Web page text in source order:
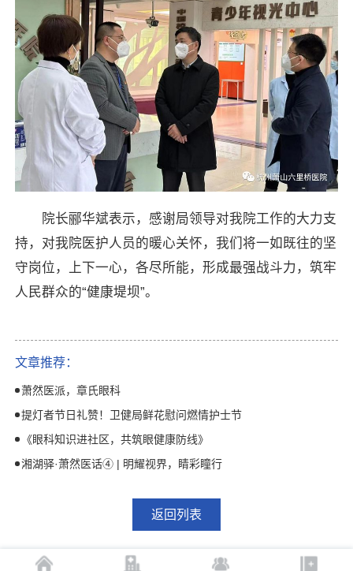
院长郦华斌表示，感谢局领导对我院工作的大力支
持，对我院医护人员的暖心关怀，我们将一如既往的坚
守岗位，上下一心，各尽所能，形成最强战斗力，筑牢
人民群众的“健康堤坝”。
文章推荐：
萧然医派，章氏眼科
提灯者节日礼赞！卫健局鲜花慰问燃情护士节
《眼科知识进社区，共筑眼健康防线》
湘湖驿·萧然医话④ | 明耀视界，睛彩瞳行
返回列表